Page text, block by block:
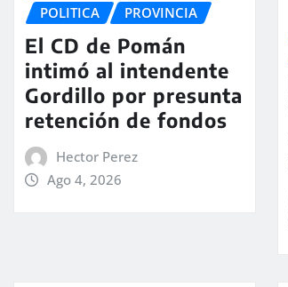
POLITICA
PROVINCIA
El CD de Pomán
intimó al intendente
Gordillo por presunta
retención de fondos
Hector Perez
Ago 4, 2026